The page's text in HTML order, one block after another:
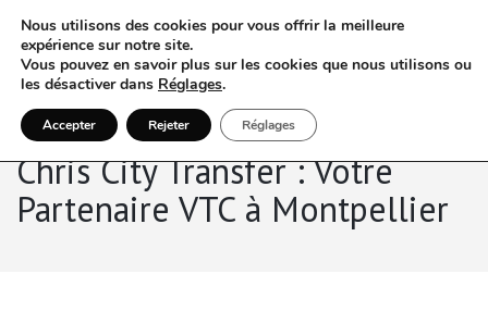
Chris City Transfer : Votre
Partenaire VTC à Montpellier
Nous utilisons des cookies pour vous offrir la meilleure
expérience sur notre site.
Vous pouvez en savoir plus sur les cookies que nous utilisons ou
les désactiver dans Réglages.
Accepter Rejeter Réglages